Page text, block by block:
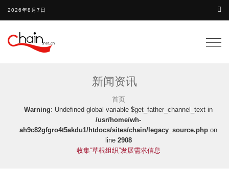
2026年8月7日
新闻资讯
首页
Warning: Undefined global variable $get_father_channel_text in
/usr/home/wh-
ah9c82gfgro4t5akdu1/htdocs/sites/chain/legacy_source.php on
line 2908
收集“草根组织”发展需求信息